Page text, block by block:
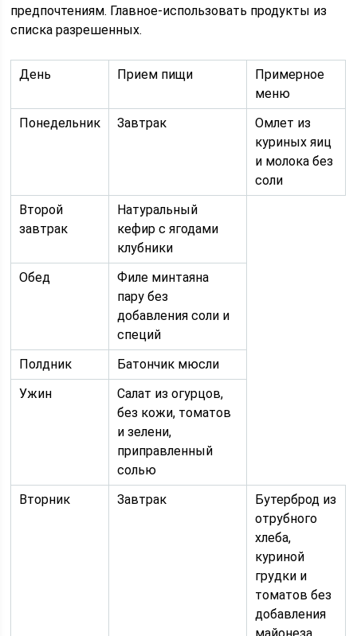
предпочтениям. Главное-использовать продукты из
списка разрешенных.
День Прием пищи
Примерное
меню
Понедельник
Завтрак
Омлет из
куриных яиц
и молока без
соли
Второй
завтрак
Натуральный
кефир с ягодами
клубники
Обед
Филе минтаяна
пару без
добавления соли и
специй
Полдник
Батончик мюсли
Ужин
Салат из огурцов,
без кожи, томатов
и зелени,
приправленный
солью
Вторник
Завтрак
Бутерброд из
отрубного
хлеба,
куриной
грудки и
томатов без
добавления